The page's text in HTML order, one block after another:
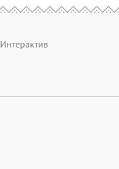
Интерактив